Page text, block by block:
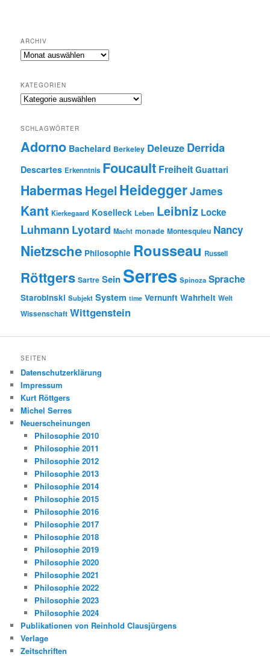
ARCHIV
Archiv
KATEGORIEN
Kategorien
SCHLAGWÖRTER
Adorno Bachelard Berkeley Deleuze Derrida
Descartes Erkenntnis Foucault Freiheit Guattari
Habermas Hegel HeideggerJames
Kant Kierkegaard Koselleck Leben Leibniz Locke
Luhmann Lyotard Macht monade Montesquieu Nancy
Nietzsche Philosophie Rousseau Russell
Röttgers Sartre Sein Serres Spinoza Sprache
Starobinski Subjekt System time Vernunft Wahrheit Welt
Wissenschaft Wittgenstein
SEITEN
Datenschutzerklärung
Impressum
Kurt Röttgers
Michel Serres
Neuerscheinungen
Philosophie 2010
Philosophie 2011
Philosophie 2012
Philosophie 2013
Philosophie 2014
Philosophie 2015
Philosophie 2016
Philosophie 2017
Philosophie 2018
Philosophie 2019
Philosophie 2020
Philosophie 2021
Philosophie 2022
Philosophie 2023
Philosophie 2024
Publikationen von Reinhold Clausjürgens
Verlage
Zeitschriften